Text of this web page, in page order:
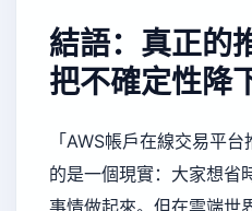
結語：真正的
把不確定性降
「AWS帳戶在線交易平
的是一個現實：大家想省